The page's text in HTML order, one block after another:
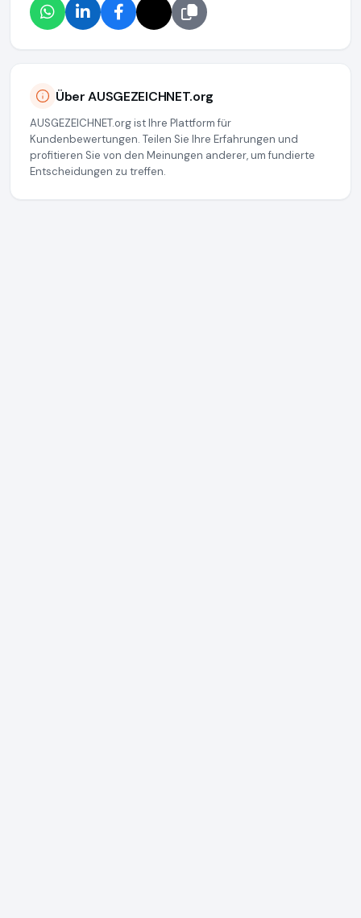
Über AUSGEZEICHNET.org
AUSGEZEICHNET.org ist Ihre Plattform für
Kundenbewertungen. Teilen Sie Ihre Erfahrungen und
profitieren Sie von den Meinungen anderer, um fundierte
Entscheidungen zu treffen.